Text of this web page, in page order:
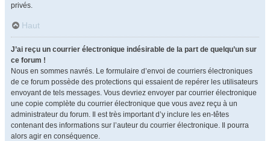
privés.
Haut
J’ai reçu un courrier électronique indésirable de la part de quelqu’un sur
ce forum !
Nous en sommes navrés. Le formulaire d’envoi de courriers électroniques
de ce forum possède des protections qui essaient de repérer les utilisateurs
envoyant de tels messages. Vous devriez envoyer par courrier électronique
une copie complète du courrier électronique que vous avez reçu à un
administrateur du forum. Il est très important d’y inclure les en-têtes
contenant des informations sur l’auteur du courrier électronique. Il pourra
alors agir en conséquence.